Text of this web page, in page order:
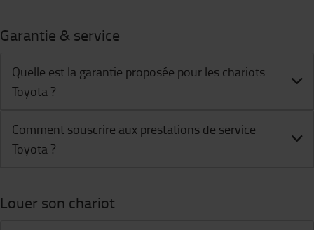
Garantie & service
Quelle est la garantie proposée pour les chariots
Toyota ?
Comment souscrire aux prestations de service
Toyota ?
Louer son chariot